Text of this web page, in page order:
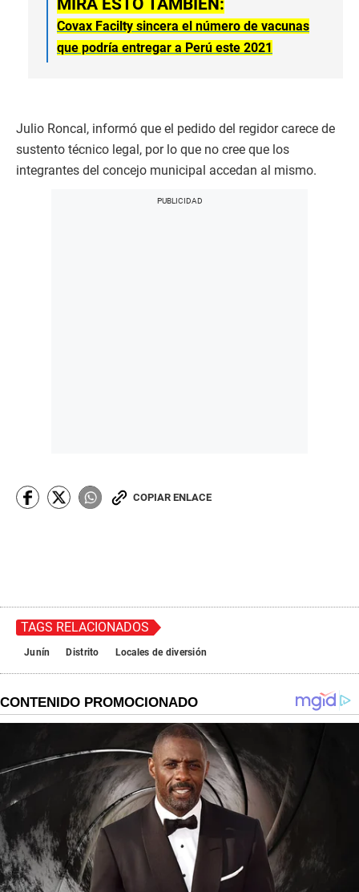
MIRA ESTO TAMBIÉN:
Covax Facilty sincera el número de vacunas
que podría entregar a Perú este 2021
Julio Roncal, informó que el pedido del regidor carece de
sustento técnico legal, por lo que no cree que los
integrantes del concejo municipal accedan al mismo.
COPIAR ENLACE
TAGS RELACIONADOS
Junín Distrito Locales de diversión